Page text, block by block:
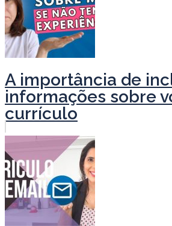
A importância de
informações sobre
currículo